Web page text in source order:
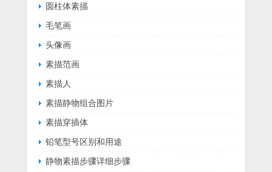
圆柱体素描
毛笔画
头像画
素描范画
素描人
素描静物组合图片
素描穿插体
铅笔型号区别和用途
静物素描步骤详细步骤